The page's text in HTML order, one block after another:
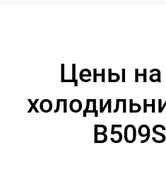
Цены